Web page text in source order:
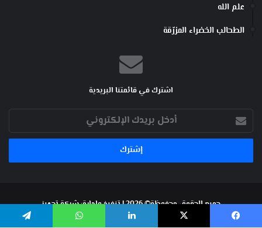
علم الله
الطحالب الخضراء المزرّقة
اشترك في قائمتنا البريدية
أدخل
بريدك
الإلكتروني
جميع الحقوق محفوظة© 2026 | تنفيذ وإدارة: شركة تجهيز